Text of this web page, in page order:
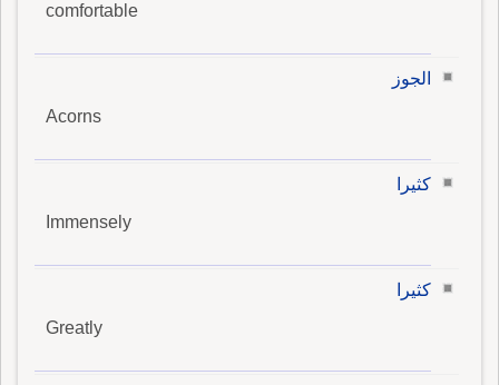
comfortable
الجوز
Acorns
كثيرا
Immensely
كثيرا
Greatly